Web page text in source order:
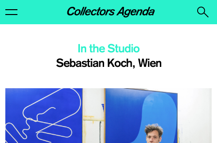
Sebastian Koch, Wien
In the Studio